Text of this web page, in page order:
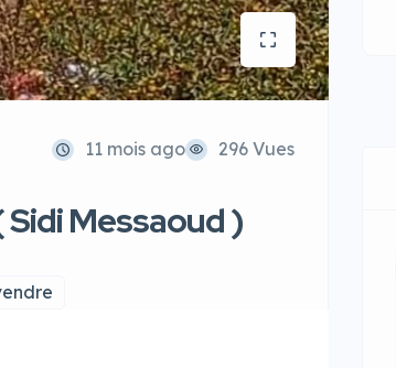
11 mois ago 296 Vues
Messaoud )